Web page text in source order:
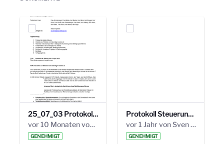
25_07_03 Protokoll Steuerungskreis.pdf
vor 10 Monaten von Alexander Orlowski
GENEHMIGT
Protokoll Steuerungskreis_06.02.2025 .pdf
vor 1 Jahr von Sven Hitzler
GENEHMIGT